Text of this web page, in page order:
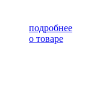
подробнее
о товаре